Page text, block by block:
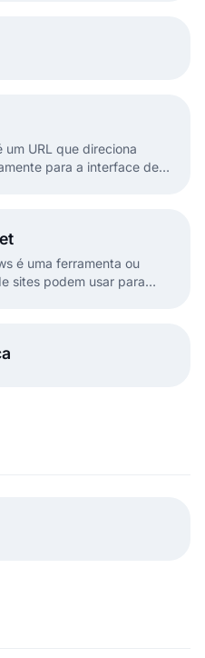
um URL que direciona
para a interface de
é uma ferramenta ou
sites podem usar para